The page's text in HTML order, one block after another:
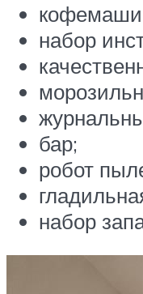
набор
бар;
робот
набор